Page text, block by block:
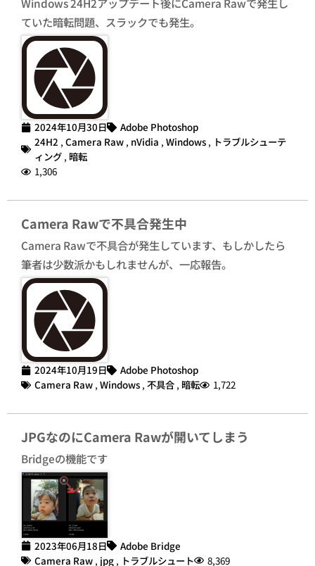
ていた暗転問題、スラックでも発生。
2024年10月30日
Adobe Photoshop
24H2 , Camera Raw , nVidia , Windows , トラブルシューテ
ィング , 暗転
1,306
Camera Rawで不具合発生中
Camera Rawで不具合が発生しています、もしかしたら
筆者は少数派かもしれませんが、一応報告。
2024年10月19日
Adobe Photoshop
Camera Raw , Windows , 不具合 , 暗転 1,722
JPGなのにCamera Rawが開いてしまう
Bridgeの機能です
2023年06月18日
Adobe Bridge
Camera Raw , jpg , トラブルシュート 8,369